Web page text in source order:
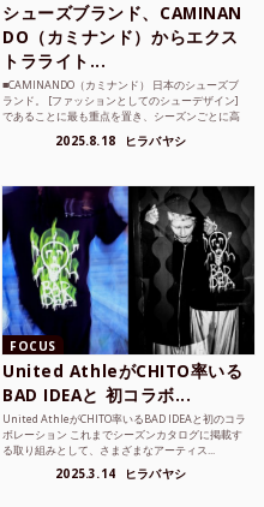
シューズブランド、CAMINAN
DO（カミナンド）からエクス
トラライト...
■CAMINANDO（カミナンド） 日本のシューズブ
ランド。 [ファッションとしてのシューデザイン]
であることに最も重点を置き、シーズンごとに高
2025.8.18 ヒラバヤシ
FOCUS
United AthleがCHITO率いる
BAD IDEAと 初コラボ...
United AthleがCHITO率いるBAD IDEAと初のコラ
ボレーション これまでシーズンカタログに掲載す
る取り組みとして、さまざまなアーティス...
2025.3.14 ヒラバヤシ